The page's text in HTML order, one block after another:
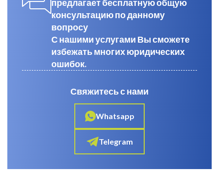
предлагает бесплатную общую
консультацию по данному
вопросу
С нашими услугами Вы сможете
избежать многих юридических
ошибок.
Свяжитесь с нами
Whatsapp
Telegram